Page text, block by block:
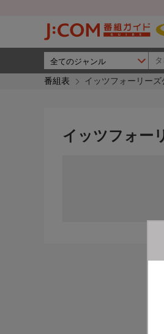
番組表 イッツフォーリーズ
イッツフォー